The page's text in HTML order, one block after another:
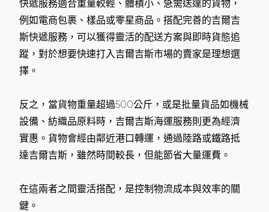
快遞服務適合重量較輕、體積小、急需送達的貨物，
例如電商包裹、樣品或零星商品。搭配完善的吉爾吉
斯快遞服務，可以獲得靈活的配送方案與即時貨態追
蹤，對於想要快速打入吉爾吉斯市場的賣家是理想選
擇。
反之，當貨物重量超過500公斤，或是批量貨品如機械
設備、紡織品原料時，吉爾吉斯海運服務則更為經濟
實惠。貨物會經由鄰近港口轉運，通過陸路或鐵路抵
達吉爾吉斯，雖然時間較長，但能節省大量運費。
在這兩者之間靈活搭配，是控制物流成本與效率的關
鍵。